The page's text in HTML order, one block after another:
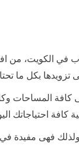
الكويت، من
بكل ما
المساحات
كافة احتياجاتك
ولذلك فهى مفيدة